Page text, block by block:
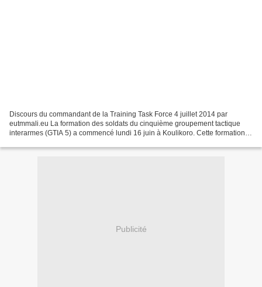
Discours du commandant de la Training Task Force 4 juillet 2014 par
eutmmali.eu La formation des soldats du cinquième groupement tactique
interarmes (GTIA 5) a commencé lundi 16 juin à Koulikoro. Cette formation
Publicité